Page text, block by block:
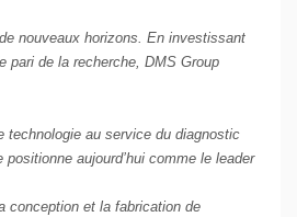
nouveaux horizons. En investissant
pari de la recherche, DMS Group
technologie au service du diagnostic
aujourd’hui comme le leader
conception et la fabrication de